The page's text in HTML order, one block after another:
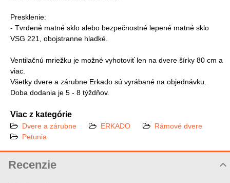
Presklenie:
- Tvrdené matné sklo alebo bezpečnostné lepené matné sklo
VSG 221, obojstranne hladké.
Ventilačnú mriežku je možné vyhotoviť len na dvere šírky 80 cm a
viac.
Všetky dvere a zárubne Erkado sú vyrábané na objednávku.
Doba dodania je 5 - 8 týždňov.
Viac z kategórie
Dvere a zárubne ERKADO
Rámové dvere
Petunia
Recenzie